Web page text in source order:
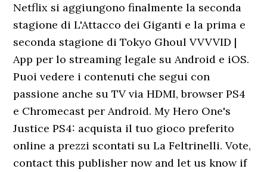
Netflix si aggiungono finalmente la seconda
stagione di L'Attacco dei Giganti e la prima e
seconda stagione di Tokyo Ghoul VVVVID |
App per lo streaming legale su Android e iOS.
Puoi vedere i contenuti che segui con
passione anche su TV via HDMI, browser PS4
e Chromecast per Android. My Hero One's
Justice PS4: acquista il tuo gioco preferito
online a prezzi scontati su La Feltrinelli. Vote,
contact this publisher now and let us know if